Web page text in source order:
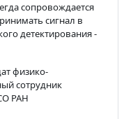
сопровождается
сигнал в
детектирования -
физико-
сотрудник
РАН